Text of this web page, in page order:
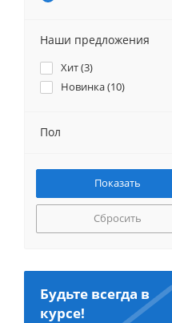
Наши предложения
Хит (3)
Новинка (10)
Пол
Сбросить
Будьте всегда в
курсе!